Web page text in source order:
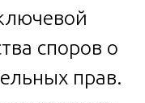
споров о
прав.